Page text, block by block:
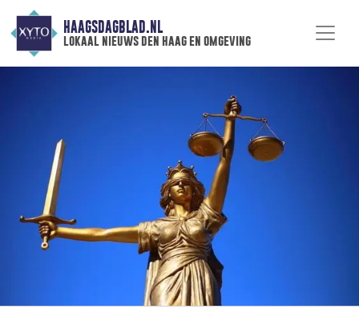
HAAGSDAGBLAD.NL
lokaal nieuws den haag en omgeving